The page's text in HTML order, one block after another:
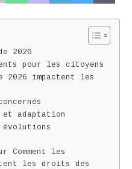
2026
pour les citoyens
2026 impactent les
et adaptation
Comment les
les droits des